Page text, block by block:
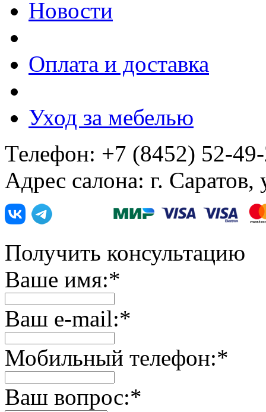
Новости
Оплата и доставка
Уход за мебелью
Телефон: +7 (8452) 52-
Адрес салона: г. Саратов,
Получить консультацию
Ваше имя:*
Ваш e-mail:*
Мобильный телефон:*
Ваш вопрос:*